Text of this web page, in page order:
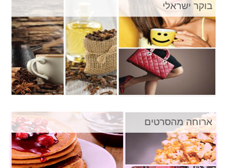
בוקר ישראלי
ארוחה מהסרטים